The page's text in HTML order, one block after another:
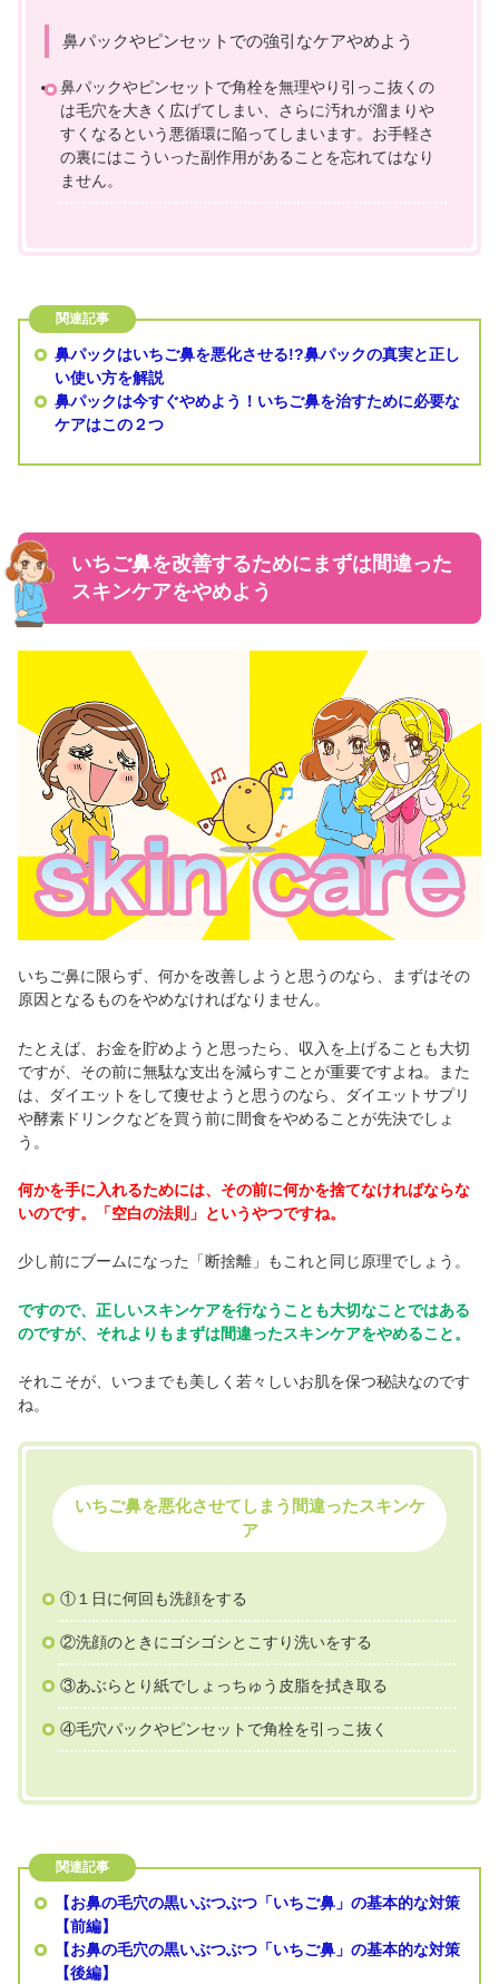
鼻パックやピンセットでの強引なケアやめよう
鼻パックやピンセットで角栓を無理やり引っこ抜くの
は毛穴を大きく広げてしまい、さらに汚れが溜まりや
すくなるという悪循環に陥ってしまいます。お手軽さ
の裏にはこういった副作用があることを忘れてはなり
ません。
鼻パックはいちご鼻を悪化させる!?鼻パックの真実と正し
い使い方を解説
鼻パックは今すぐやめよう！いちご鼻を治すために必要な
ケアはこの２つ
いちご鼻を改善するためにまずは間違った
スキンケアをやめよう
いちご鼻に限らず、何かを改善しようと思うのなら、まずはその
原因となるものをやめなければなりません。
たとえば、お金を貯めようと思ったら、収入を上げることも大切
ですが、その前に無駄な支出を減らすことが重要ですよね。また
は、ダイエットをして痩せようと思うのなら、ダイエットサプリ
や酵素ドリンクなどを買う前に間食をやめることが先決でしょ
う。
何かを手に入れるためには、その前に何かを捨てなければならな
いのです。「空白の法則」というやつですね。
少し前にブームになった「断捨離」もこれと同じ原理でしょう。
ですので、正しいスキンケアを行なうことも大切なことではある
のですが、それよりもまずは間違ったスキンケアをやめること。
それこそが、いつまでも美しく若々しいお肌を保つ秘訣なのです
ね。
いちご鼻を悪化させてしまう間違ったスキンケ
ア
①１日に何回も洗顔をする
②洗顔のときにゴシゴシとこすり洗いをする
③あぶらとり紙でしょっちゅう皮脂を拭き取る
④毛穴パックやピンセットで角栓を引っこ抜く
【お鼻の毛穴の黒いぶつぶつ「いちご鼻」の基本的な対策
【前編】
【お鼻の毛穴の黒いぶつぶつ「いちご鼻」の基本的な対策
【後編】